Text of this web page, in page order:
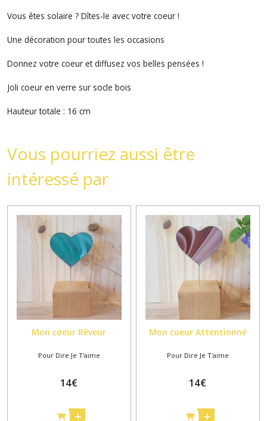
Vous êtes solaire ? Dîtes-le avec votre coeur !
Une décoration pour toutes les occasions
Donnez votre coeur et diffusez vos belles pensées !
Joli coeur en verre sur socle bois
Hauteur totale : 16 cm
Vous pourriez aussi être
intéressé par
Mon coeur Rêveur
Pour Dire Je T'aime
14€
Mon coeur Attentionné
Pour Dire Je T'aime
14€